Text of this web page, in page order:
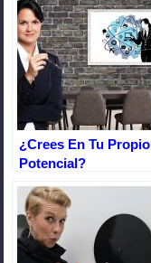
¿Crees En Tu Propio
Potencial?